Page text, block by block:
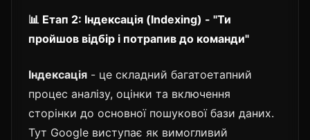
📊 Етап 2: Індексація (Indexing) - "Ти
пройшов відбір і потрапив до команди"
Індексація - це складний багатоетапний
процес аналізу, оцінки та включення
сторінки до основної пошукової бази даних.
Тут Google виступає як вимогливий